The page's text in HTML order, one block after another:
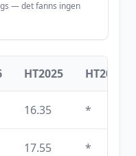
— det fanns ingen
HT2025 HT2024
16.35 *
17.55 *